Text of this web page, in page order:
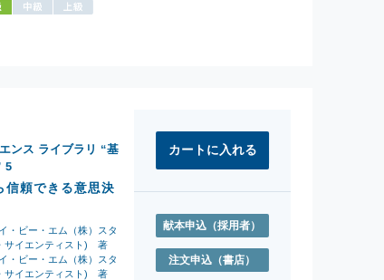
信頼できる意思決
ンス ライブラリ “基
5
ビー・エム（株）スタ
サイエンティスト) 著
・ビー・エム（株）スタ
サイエンティスト) 著
献本申込 （採用者）
注文申込 （書店）